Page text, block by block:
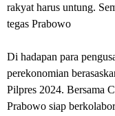
rakyat harus untung.
tegas Prabowo
Di hadapan para
perekonomian
Pilpres 2024. Bersama
Prabowo siap